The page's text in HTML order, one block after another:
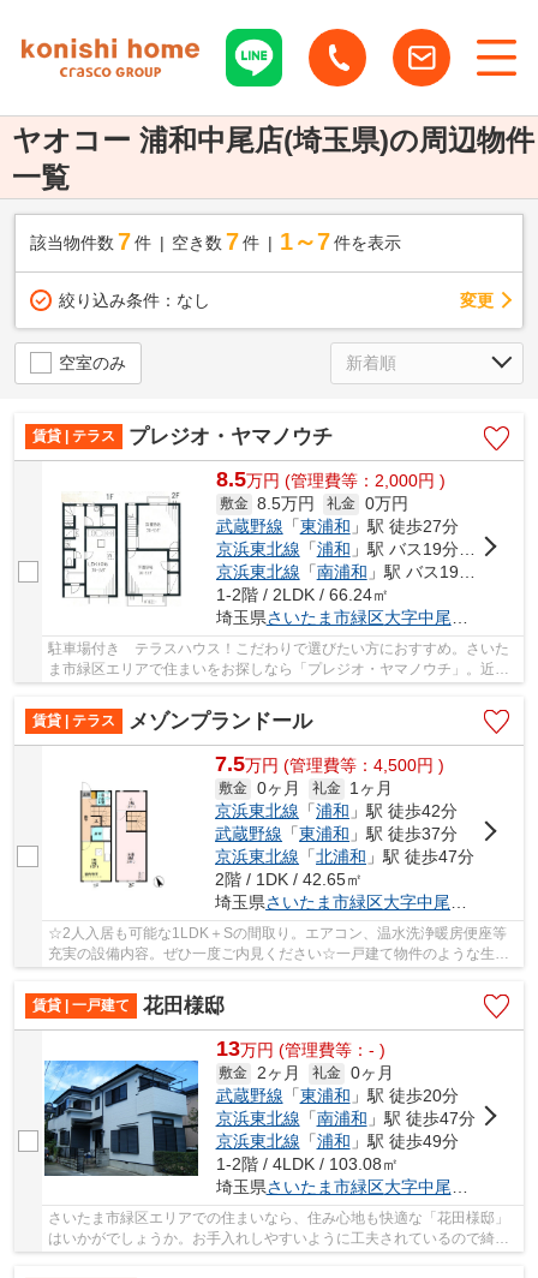
ヤオコー 浦和中尾店(埼玉県)の周辺物件
一覧
該当物件数 7件 空き数 7 件 1～7 件を表示
絞り込み条件： なし 変更
空室のみ
賃貸 | テラス プレジオ・ヤマノウチ
8.5万円 (管理費等：2,000円 )
敷金 8.5万円 礼金 0万円
武蔵野線 「東浦和 」駅 徒歩27分
京浜東北線 「浦和 」駅 バス19分 「緑区役所入口（さいたま市）」 停歩5分
京浜東北線 「南浦和 」駅 バス19分 「緑区役所入口（さいたま市）」 停歩5分
1-2階 / 2LDK / 66.24㎡
埼玉県さいたま市緑区大字中尾１４２０-
駐車場付き テラスハウス！こだわりで選びたい方におすすめ。さいた
ま市緑区エリアで住まいをお探しなら「プレジオ・ヤマノウチ」。近く
賃貸 | テラス
メゾンプランドール
7.5万円 (管理費等：4,500円 )
敷金 0ヶ月 礼金 1ヶ月
京浜東北線 「浦和 」駅 徒歩42分
武蔵野線 「東浦和 」駅 徒歩37分
京浜東北線 「北浦和 」駅 徒歩47分
2階 / 1DK / 42.65㎡
埼玉県さいたま市緑区大字中尾８２７-１
☆2人入居も可能な1LDK＋Sの間取り。エアコン、温水洗浄暖房便座等
充実の設備内容。ぜひ一度ご内見ください☆一戸建て物件のような生活
賃貸 | 一戸建て
花田様邸
13万円 (管理費等：- )
敷金 2ヶ月 礼金 0ヶ月
武蔵野線 「東浦和 」駅 徒歩20分
京浜東北線 「南浦和 」駅 徒歩47分
京浜東北線 「浦和 」駅 徒歩49分
1-2階 / 4LDK / 103.08㎡
埼玉県さいたま市緑区大字中尾
さいたま市緑区エリアでの住まいなら、住み心地も快適な「花田様邸」
はいかがでしょうか。お手入れしやすいように工夫されているので綺麗